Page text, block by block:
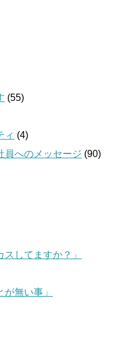
(55)
ィ (4)
員へのメッセージ (90)
スしてますか？」
が無い事」